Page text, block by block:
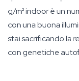
g/m² indoor è un
con una buona
stai sacrificando la
con genetiche